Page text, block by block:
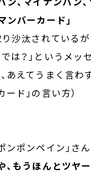
ンバーカード」
り沙汰されている
は？」というメッ
あえてうまく言わ
ド」の言い方）
ンポンペイン」さ
、もうほんとツヤ